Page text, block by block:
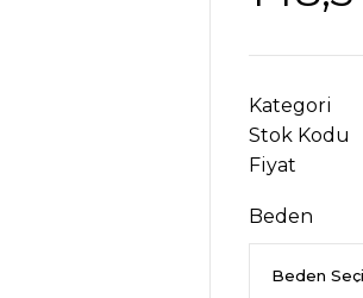
Kategori
Stok Kodu
Fiyat
Beden